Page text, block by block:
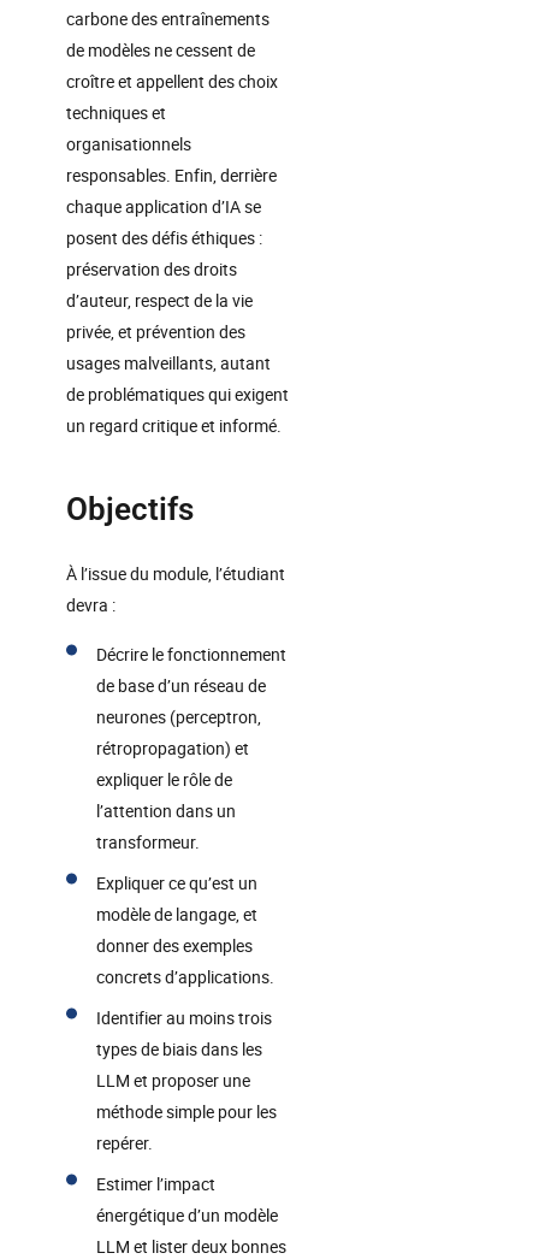
carbone des entraînements
de modèles ne cessent de
croître et appellent des choix
techniques et
organisationnels
responsables. Enfin, derrière
chaque application d’IA se
posent des défis éthiques :
préservation des droits
d’auteur, respect de la vie
privée, et prévention des
usages malveillants, autant
de problématiques qui exigent
un regard critique et informé.
Objectifs
À l’issue du module, l’étudiant
devra :
Décrire le fonctionnement
de base d’un réseau de
neurones (perceptron,
rétropropagation) et
expliquer le rôle de
l’attention dans un
transformeur.
Expliquer ce qu’est un
modèle de langage, et
donner des exemples
concrets d’applications.
Identifier au moins trois
types de biais dans les
LLM et proposer une
méthode simple pour les
repérer.
Estimer l’impact
énergétique d’un modèle
LLM et lister deux bonnes